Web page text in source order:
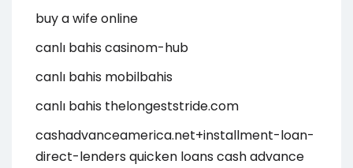
buy a wife online
canlı bahis casinom-hub
canlı bahis mobilbahis
canlı bahis thelongeststride.com
cashadvanceamerica.net+installment-loan-
direct-lenders quicken loans cash advance